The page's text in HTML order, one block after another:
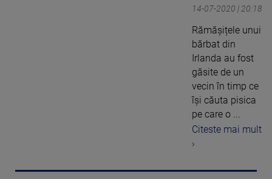
14-07-2020 | 20:18
Rămășițele unui
bărbat din
Irlanda au fost
găsite de un
vecin în timp ce
își căuta pisica
pe care o ...
Citeste mai mult
›